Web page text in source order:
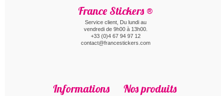
France Stickers ®
Service client, Du lundi au
vendredi de 9h00 à 13h00.
+33 (0)4 67 94 97 12
contact@francestickers.com
Informations Nos produits